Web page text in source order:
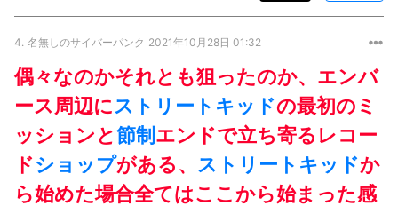
4. 名無しのサイバーパンク 2021年10月28日 01:32
偶々なのかそれとも狙ったのか、エンバ
ース周辺にストリートキッドの最初のミ
ッションと節制 エンドで立ち寄るレコー
ドショップがある、 ストリートキッドか
ら始めた場合全てはここから始まった感